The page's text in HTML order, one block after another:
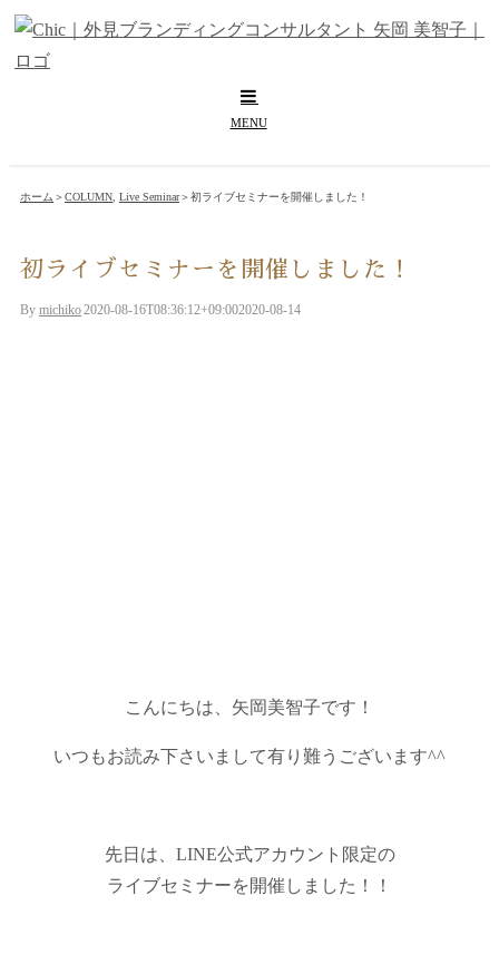
Skip
to
ホーム ＞COLUMN Live Seminar＞初ライブセミナーを開催しました！
初ライブセミナーを開催しました！
By michiko2020-08-16T08:36:12+09:002020-08-14
こんにちは、矢岡美智子です！
いつもお読み下さいまして有り難うございます^^
先日は、LINE公式アカウント限定の
ライブセミナーを開催しました！！